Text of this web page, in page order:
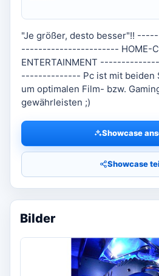
"Je größer, desto besser"!!
----------------------- HOME-
ENTERTAINMENT
-------------- Pc ist mit beiden
um optimalen Film- bzw.
gewährleisten ;)
Showcase
Showcase
Bilder